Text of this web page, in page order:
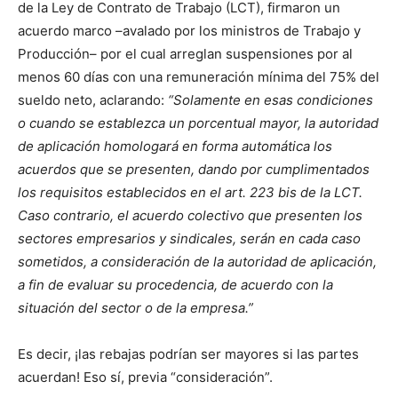
de la Ley de Contrato de Trabajo (LCT), firmaron un
acuerdo marco –avalado por los ministros de Trabajo y
Producción– por el cual arreglan suspensiones por al
menos 60 días con una remuneración mínima del 75% del
sueldo neto, aclarando: “Solamente en esas condiciones
o cuando se establezca un porcentual mayor, la autoridad
de aplicación homologará en forma automática los
acuerdos que se presenten, dando por cumplimentados
los requisitos establecidos en el art. 223 bis de la LCT.
Caso contrario, el acuerdo colectivo que presenten los
sectores empresarios y sindicales, serán en cada caso
sometidos, a consideración de la autoridad de aplicación,
a fin de evaluar su procedencia, de acuerdo con la
situación del sector o de la empresa.”
Es decir, ¡las rebajas podrían ser mayores si las partes
acuerdan! Eso sí, previa “consideración”.